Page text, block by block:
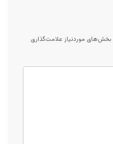
بخش‌های موردنیاز علامت‌گذاری